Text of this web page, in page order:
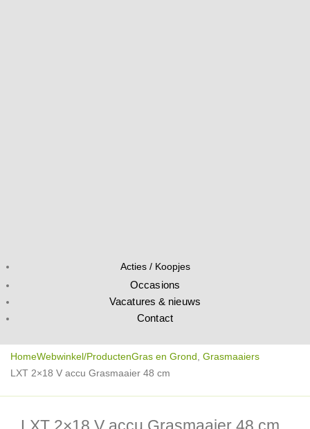
Acties / Koopjes
Occasions
Vacatures & nieuws
Contact
HomeWebwinkel/ProductenGras en Grond, Grasmaaiers
LXT 2×18 V accu Grasmaaier 48 cm